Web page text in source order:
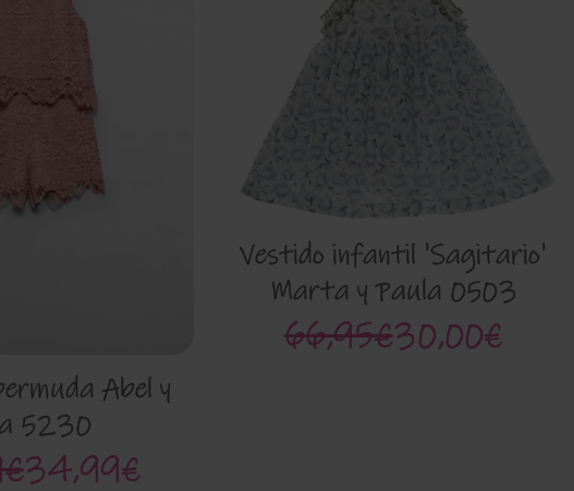
Abel y
5230
34,99€
Vestido infantil 'Sagitario'
Marta y Paula 0503
66,95€30,00€